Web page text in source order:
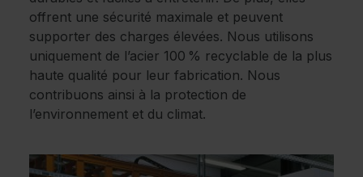
offrent une sécurité maximale et peuvent
supporter des charges élevées. Nous utilisons
uniquement de l’acier 100 % recyclable de la plus
haute qualité pour leur fabrication. Nous
contribuons ainsi à la protection de
l’environnement et du climat.